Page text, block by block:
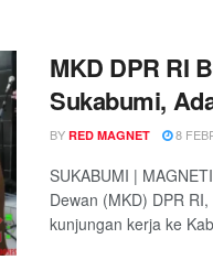
MKD DPR RI
Sukabumi,
BY RED MAGNET 8
SUKABUMI |
Dewan (MKD) DPR
kunjungan kerja ke